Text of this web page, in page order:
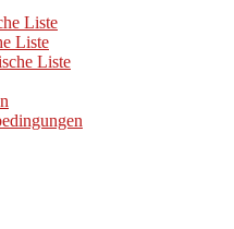
Liste
Liste
Liste